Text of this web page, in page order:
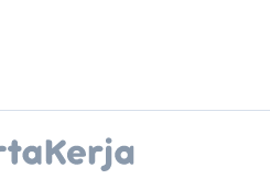
X - Twitter Telegram
Kanal Lainnya..